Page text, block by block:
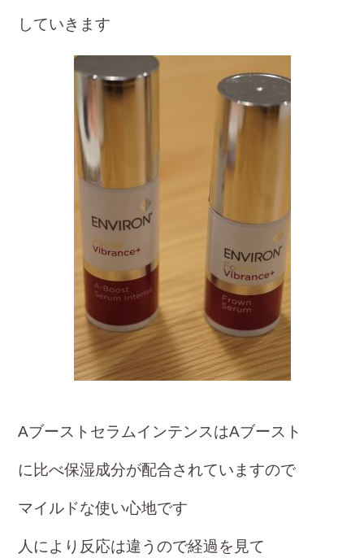
していきます
AブーストセラムインテンスはAブースト
に比べ保湿成分が配合されていますので
マイルドな使い心地です
人により 反応は違うので経過を見て